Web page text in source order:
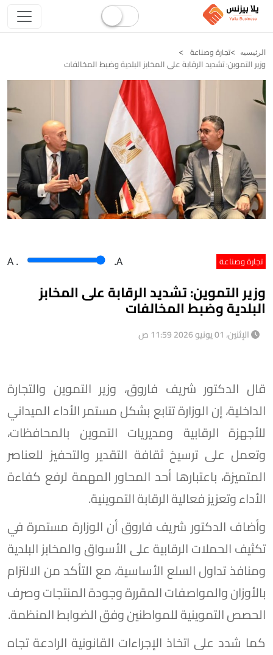
الرئيسيه تجارة وصناعة
وزير التموين: تشديد الرقابة على المخابز البلدية وضبط المخالفات
تجارة وصناعة A . .A
وزير التموين: تشديد الرقابة على المخابز
البلدية وضبط المخالفات
الإثنين، 01 يونيو 2026 11:59 ص
قال الدكتور شريف فاروق، وزير التموين والتجارة
الداخلية، إن الوزارة تتابع بشكل مستمر الأداء الميداني
للأجهزة الرقابية ومديريات التموين بالمحافظات،
وتعمل على ترسيخ ثقافة التقدير والتحفيز للعناصر
المتميزة، باعتبارها أحد المحاور المهمة لرفع كفاءة
الأداء وتعزيز فعالية الرقابة التموينية.
وأضاف الدكتور شريف فاروق أن الوزارة مستمرة في
تكثيف الحملات الرقابية على الأسواق والمخابز البلدية
ومنافذ تداول السلع الأساسية، مع التأكد من الالتزام
بالأوزان والمواصفات المقررة وجودة المنتجات وصرف
الحصص التموينية للمواطنين وفق الضوابط المنظمة.
كما شدد على اتخاذ الإجراءات القانونية الرادعة تجاه